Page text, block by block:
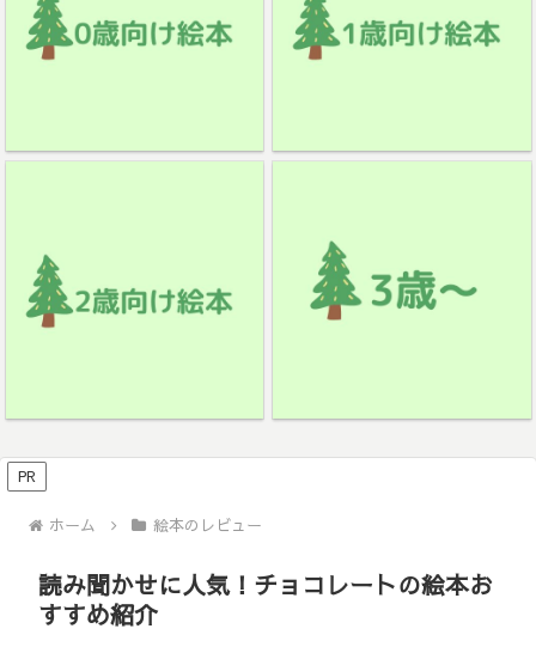
PR
ホーム 絵本のレビュー
読み聞かせに人気！チョコレートの絵本お
すすめ紹介